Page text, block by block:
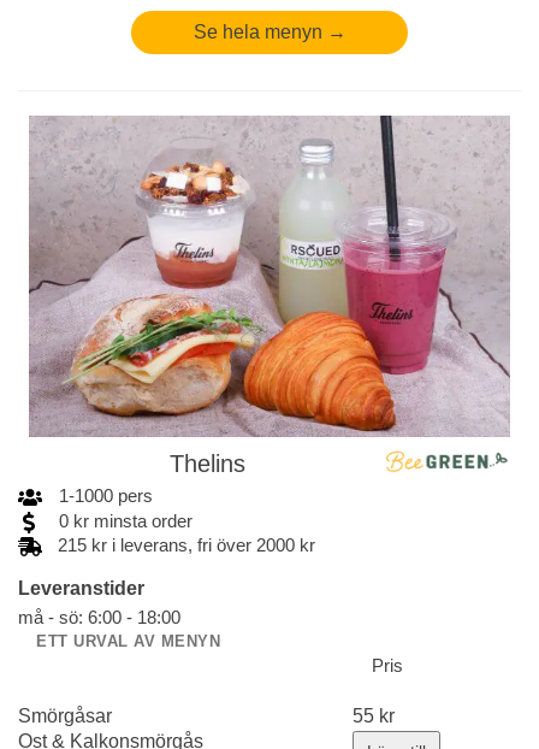
Se hela menyn →
Thelins
1-1000 pers
0 kr minsta order
215 kr i leverans, fri över 2000 kr
Leveranstider
må - sö: 6:00 - 18:00
ETT URVAL AV MENYN
Pris
Smörgåsar
Ost & Kalkonsmörgås
55 kr